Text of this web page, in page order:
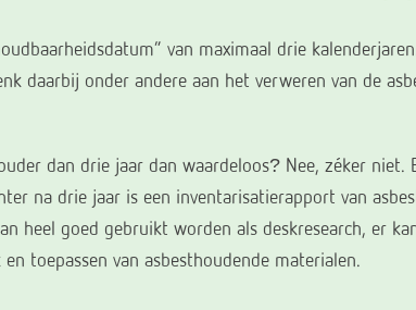
van maximaal drie
daarbij onder andere aan het verweren van de
dan drie jaar dan waardeloos? Nee, zéker
na drie jaar is een inventarisatierapport van
heel goed gebruikt worden als deskresearch, er
toepassen van asbesthoudende materialen.